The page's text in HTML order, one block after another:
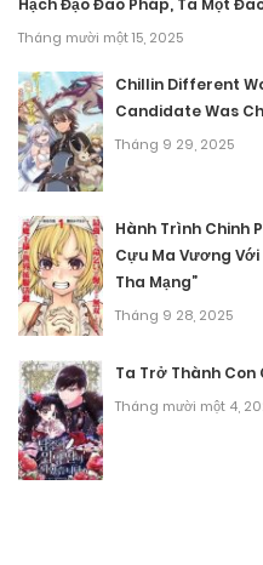
Tháng mười một 15, 2025
Chương 103
Tháng mười một 15, 2025
Chương 102
Tháng mười một 15, 2025
Chương 101
Tháng mười một 15, 2025
Chương 100
Tháng mười một 15, 2025
Chương 99
Hạch Đạo Đao Pháp, Ta Một
Tháng mười một 15, 2025
Chillin Different
Candidate Was
Tháng 9 29, 2025
Hành Trình Chinh
Cựu Ma Vương
Tha Mạng”
Tháng 9 28, 2025
Ta Trở Thành Con
Tháng mười một 4,